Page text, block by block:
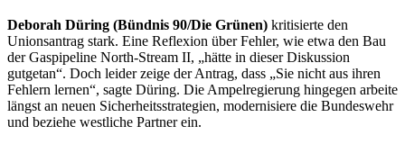
Deborah Düring (Bündnis 90/Die Grünen) kritisierte den
Unionsantrag stark. Eine Reflexion über Fehler, wie etwa den Bau
der Gaspipeline North-Stream II, „hätte in dieser Diskussion
gutgetan“. Doch leider zeige der Antrag, dass „Sie nicht aus ihren
Fehlern lernen“, sagte Düring. Die Ampelregierung hingegen arbeite
längst an neuen Sicherheitsstrategien, modernisiere die Bundeswehr
und beziehe westliche Partner ein.